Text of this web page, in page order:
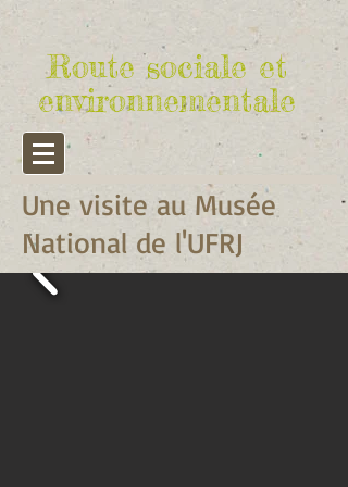
Route sociale et
environnementale
Une visite au Musée
National de l'UFRJ